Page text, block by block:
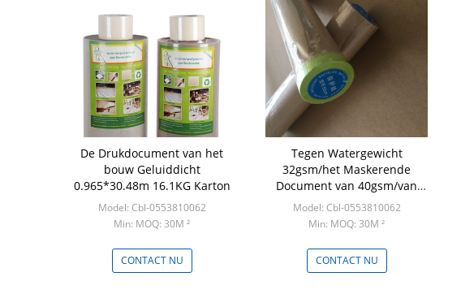
De Drukdocument van het
bouw Geluiddicht
0.965*30.48m 16.1KG Karton
Model: Cbl-0553810062
Min: MOQ: 30M ²
CONTACT NU
Tegen Watergewicht
32gsm/het Maskerende
Document van 40gsm/van
45gsm Kraftpapier
Model: Cbl-0553810062
Min: MOQ: 30M ²
CONTACT NU